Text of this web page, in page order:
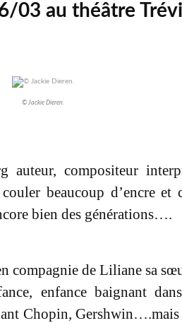
03 au théâtre
© Jackie Dieren.
auteur, compositeur
beaucoup d’encre et
bien des générations….
compagnie de Liliane sa
enfance baignant
Chopin, Gershwin….mais